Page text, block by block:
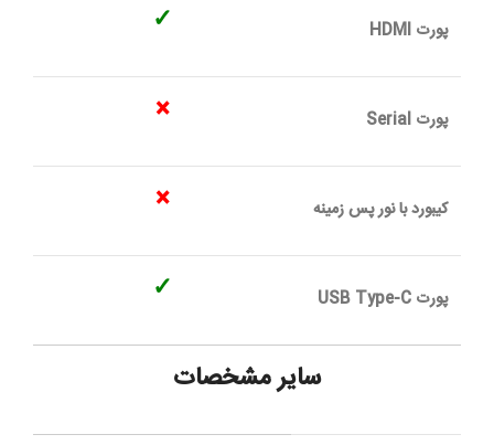
پورت HDMI ✓
پورت Serial ×
کیبورد با نور پس زمینه ×
پورت USB Type-C ✓
سایر مشخصات